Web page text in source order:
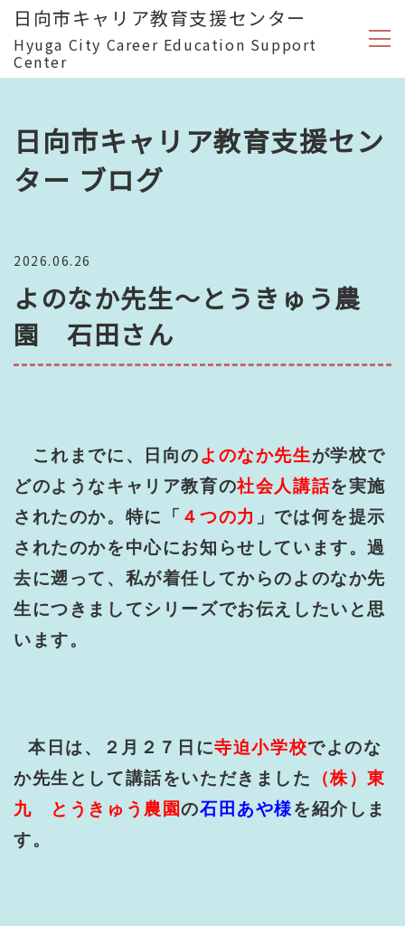
日向市キャリア教育支援センター
Hyuga City Career Education Support
Center
日向市キャリア教育支援セン
ター ブログ
2026.06.26
よのなか先生～とうきゅう農
園 石田さん
これまでに、日向のよのなか先生が学校で
どのようなキャリア教育の社会人講話を実施
されたのか。特に「 ４つの力 」では何を提示
されたのかを中心にお知らせしています。過
去に遡って、私が着任してからのよのなか先
生につきましてシリーズでお伝えしたいと思
います。
本日は、２月２７日に寺迫小学校でよのな
か先生として講話をいただきました
（株）東
九 とうきゅう農園の石田あや様を紹介しま
す。